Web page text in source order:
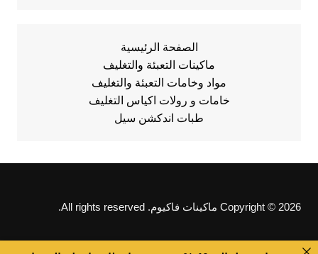
الصفحة الرئيسية
ماكينات التعبئة والتغليف
مواد وخامات التعبئة والتغليف
خامات و رولات اكياس التغليف
طبات اندكشن سيل
Copyright © 2026 ماكينات فاكيوم. All rights reserved.